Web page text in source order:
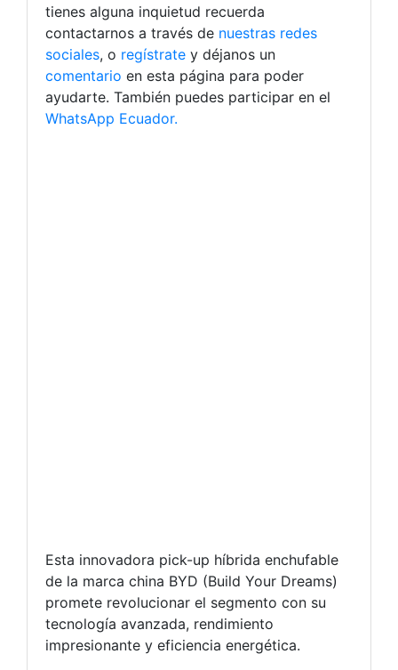
tienes alguna inquietud recuerda
contactarnos a través de nuestras redes
sociales, o regístrate y déjanos un
comentario en esta página para poder
ayudarte. También puedes participar en el
WhatsApp Ecuador.
Esta innovadora pick-up híbrida enchufable
de la marca china BYD (Build Your Dreams)
promete revolucionar el segmento con su
tecnología avanzada, rendimiento
impresionante y eficiencia energética.